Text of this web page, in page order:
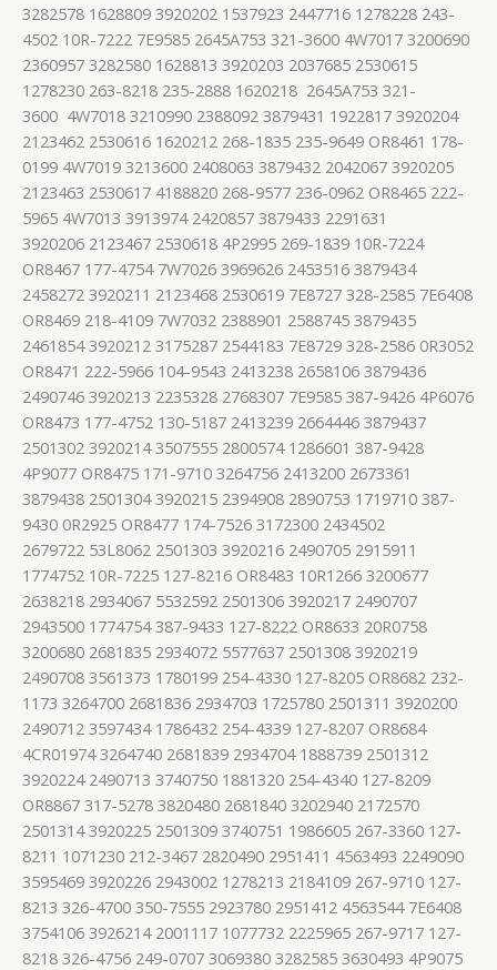
3282578 1628809 3920202 1537923 2447716 1278228 243-
4502 10R-7222 7E9585 2645A753 321-3600 4W7017 3200690
2360957 3282580 1628813 3920203 2037685 2530615
1278230 263-8218 235-2888 1620218 2645A753 321-
3600 4W7018 3210990 2388092 3879431 1922817 3920204
2123462 2530616 1620212 268-1835 235-9649 OR8461 178-
0199 4W7019 3213600 2408063 3879432 2042067 3920205
2123463 2530617 4188820 268-9577 236-0962 OR8465 222-
5965 4W7013 3913974 2420857 3879433 2291631
3920206 2123467 2530618 4P2995 269-1839 10R-7224
OR8467 177-4754 7W7026 3969626 2453516 3879434
2458272 3920211 2123468 2530619 7E8727 328-2585 7E6408
OR8469 218-4109 7W7032 2388901 2588745 3879435
2461854 3920212 3175287 2544183 7E8729 328-2586 0R3052
OR8471 222-5966 104-9543 2413238 2658106 3879436
2490746 3920213 2235328 2768307 7E9585 387-9426 4P6076
OR8473 177-4752 130-5187 2413239 2664446 3879437
2501302 3920214 3507555 2800574 1286601 387-9428
4P9077 OR8475 171-9710 3264756 2413200 2673361
3879438 2501304 3920215 2394908 2890753 1719710 387-
9430 0R2925 OR8477 174-7526 3172300 2434502
2679722 53L8062 2501303 3920216 2490705 2915911
1774752 10R-7225 127-8216 OR8483 10R1266 3200677
2638218 2934067 5532592 2501306 3920217 2490707
2943500 1774754 387-9433 127-8222 OR8633 20R0758
3200680 2681835 2934072 5577637 2501308 3920219
2490708 3561373 1780199 254-4330 127-8205 OR8682 232-
1173 3264700 2681836 2934703 1725780 2501311 3920200
2490712 3597434 1786432 254-4339 127-8207 OR8684
4CR01974 3264740 2681839 2934704 1888739 2501312
3920224 2490713 3740750 1881320 254-4340 127-8209
OR8867 317-5278 3820480 2681840 3202940 2172570
2501314 3920225 2501309 3740751 1986605 267-3360 127-
8211 1071230 212-3467 2820490 2951411 4563493 2249090
3595469 3920226 2943002 1278213 2184109 267-9710 127-
8213 326-4700 350-7555 2923780 2951412 4563544 7E6408
3754106 3926214 2001117 1077732 2225965 267-9717 127-
8218 326-4756 249-0707 3069380 3282585 3630493 4P9075